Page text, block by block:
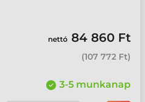
nettó 84 860 Ft
(107 772 Ft)
3-5 munkanap